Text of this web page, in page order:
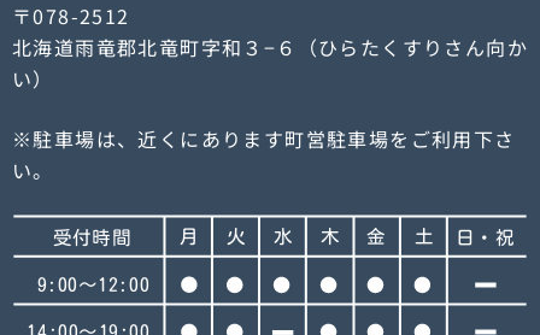
〒078-2512
北海道雨竜郡北竜町字和３−６（ひらたくすりさん向か
い）
※駐車場は、近くにあります町営駐車場をご利用下さ
い。